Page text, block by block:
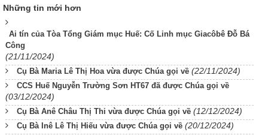
Những tin mới hơn
Ai tín của Tòa Tổng Giám mục Huế: Cố Linh mục Giacôbê Đỗ Bá
Công
(21/11/2024)
Cụ Bà Maria Lê Thị Hoa vừa được Chúa gọi về (22/11/2024)
CCS Huế Nguyễn Trường Sơn HT67 đã được Chúa gọi về
(03/12/2024)
Cụ Bà Anê Châu Thị Thi vừa được Chúa gọi về (12/12/2024)
Cụ Bà Inê Lê Thị Hiếu vừa được Chúa gọi về (20/12/2024)